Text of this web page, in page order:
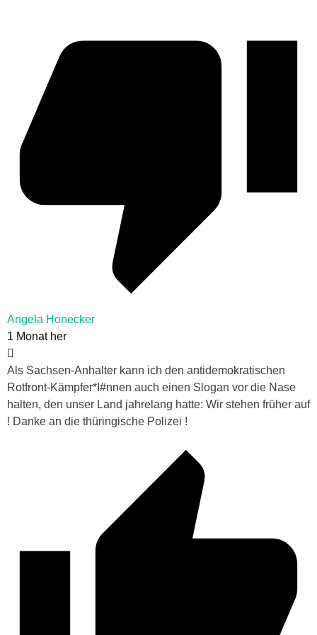
Angela Honecker
1 Monat her
Als Sachsen-Anhalter kann ich den antidemokratischen
Rotfront-Kämpfer*I#nnen auch einen Slogan vor die Nase
halten, den unser Land jahrelang hatte: Wir stehen früher auf
! Danke an die thüringische Polizei !